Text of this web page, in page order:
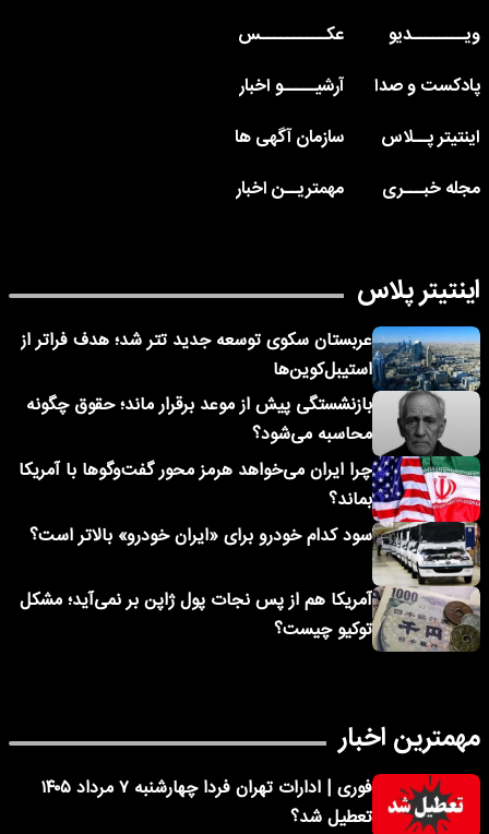
ویــــــــدیو
عکــــــــــس
پادکست و صدا
آرشیـــــو اخبار
اینتیتر پــلاس
سازمان آگهی ها
مجله خبـــری
مهمتریــن اخبار
اینتیتر پلاس
عربستان سکوی توسعه جدید تتر شد؛ هدف فراتر از
استیبل‌کوین‌ها
بازنشستگی پیش از موعد برقرار ماند؛ حقوق چگونه
محاسبه می‌شود؟
چرا ایران می‌خواهد هرمز محور گفت‌وگوها با آمریکا
بماند؟
سود کدام خودرو برای «ایران خودرو» بالاتر است؟
آمریکا هم از پس نجات پول ژاپن بر نمی‌آید؛ مشکل
توکیو چیست؟
مهمترین اخبار
فوری | ادارات تهران فردا چهارشنبه ۷ مرداد ۱۴۰۵
تعطیل شد؟